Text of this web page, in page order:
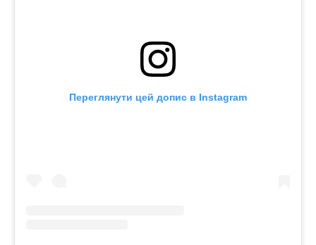
Переглянути цей допис в Instagram